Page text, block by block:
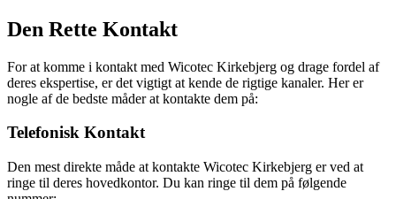
Den Rette Kontakt
For at komme i kontakt med Wicotec Kirkebjerg og drage fordel af
deres ekspertise, er det vigtigt at kende de rigtige kanaler. Her er
nogle af de bedste måder at kontakte dem på:
Telefonisk Kontakt
Den mest direkte måde at kontakte Wicotec Kirkebjerg er ved at
ringe til deres hovedkontor. Du kan ringe til dem på følgende